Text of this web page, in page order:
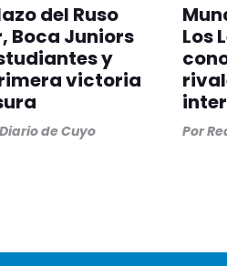
del Ruso
Boca Juniors
y
victoria
de Cuyo
Los
Por